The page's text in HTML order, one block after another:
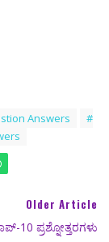
Answers
#
Older Article
10 ಪ್ರಶ್ನೋತ್ತರಗಳು